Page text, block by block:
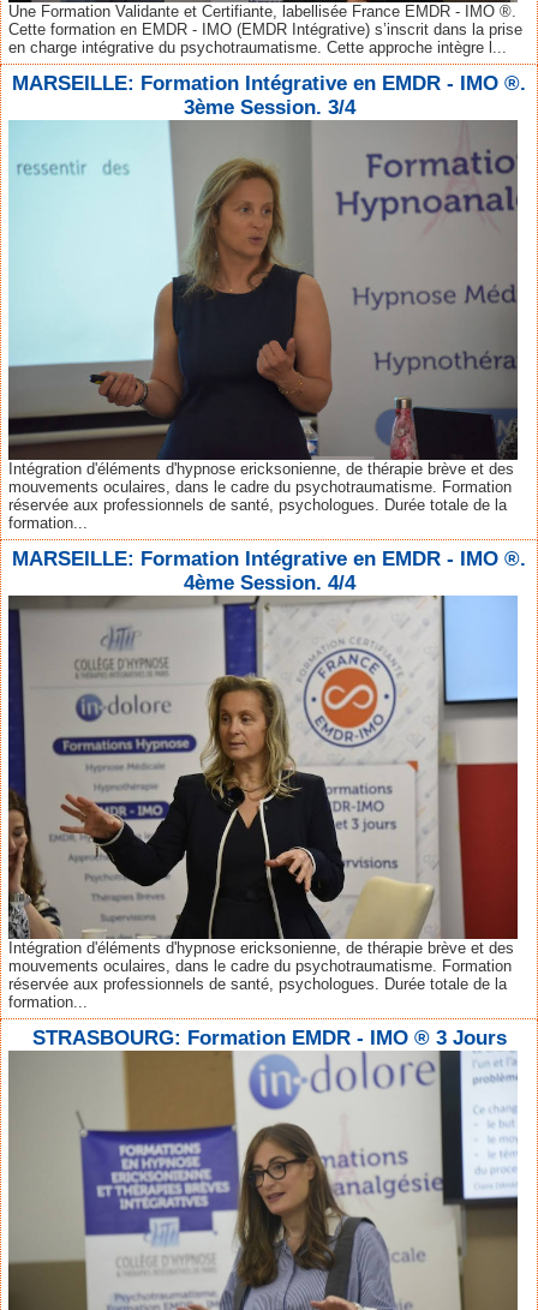
Une Formation Validante et Certifiante, labellisée France EMDR - IMO ®.
Cette formation en EMDR - IMO (EMDR Intégrative) s’inscrit dans la prise
en charge intégrative du psychotraumatisme. Cette approche intègre l...
MARSEILLE: Formation Intégrative en EMDR - IMO ®.
3ème Session. 3/4
Intégration d'éléments d'hypnose ericksonienne, de thérapie brève et des
mouvements oculaires, dans le cadre du psychotraumatisme. Formation
réservée aux professionnels de santé, psychologues. Durée totale de la
formation...
MARSEILLE: Formation Intégrative en EMDR - IMO ®.
4ème Session. 4/4
Intégration d'éléments d'hypnose ericksonienne, de thérapie brève et des
mouvements oculaires, dans le cadre du psychotraumatisme. Formation
réservée aux professionnels de santé, psychologues. Durée totale de la
formation...
STRASBOURG: Formation EMDR - IMO ® 3 Jours